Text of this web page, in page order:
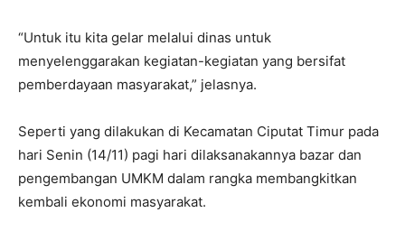
“Untuk itu kita gelar melalui dinas untuk
menyelenggarakan kegiatan-kegiatan yang bersifat
pemberdayaan masyarakat,” jelasnya.
Seperti yang dilakukan di Kecamatan Ciputat Timur pada
hari Senin (14/11) pagi hari dilaksanakannya bazar dan
pengembangan UMKM dalam rangka membangkitkan
kembali ekonomi masyarakat.